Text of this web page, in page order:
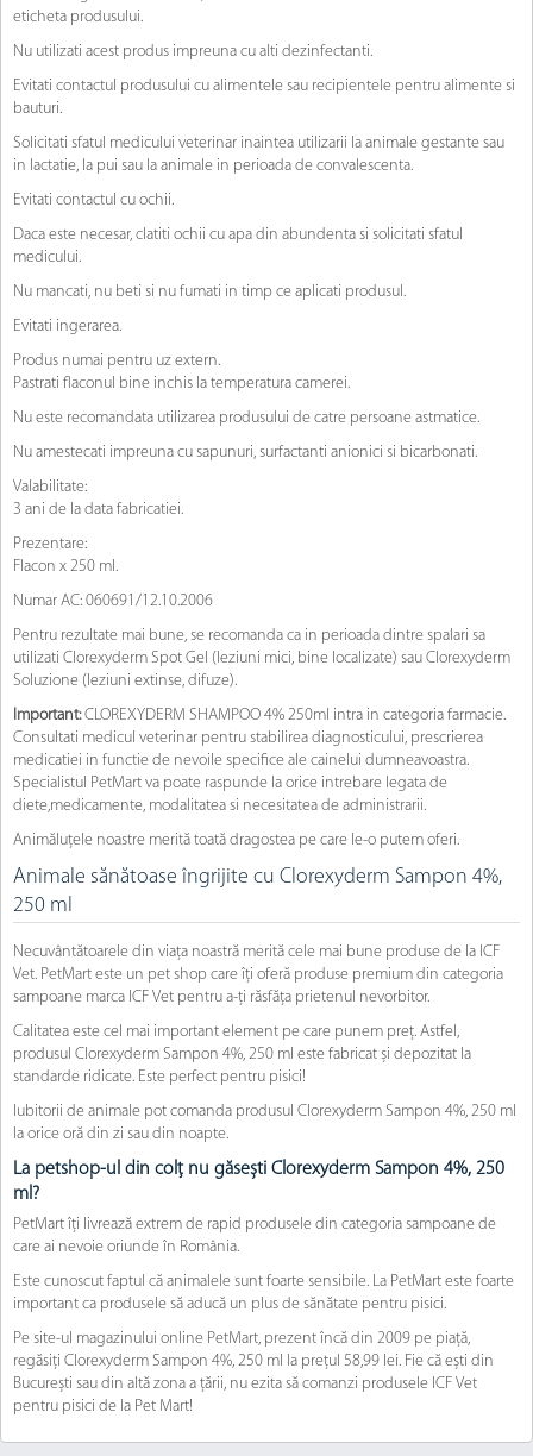
eticheta produsului.
Nu utilizati acest produs impreuna cu alti dezinfectanti.
Evitati contactul produsului cu alimentele sau recipientele pentru alimente si
bauturi.
Solicitati sfatul medicului veterinar inaintea utilizarii la animale gestante sau
in lactatie, la pui sau la animale in perioada de convalescenta.
Evitati contactul cu ochii.
Daca este necesar, clatiti ochii cu apa din abundenta si solicitati sfatul
medicului.
Nu mancati, nu beti si nu fumati in timp ce aplicati produsul.
Evitati ingerarea.
Produs numai pentru uz extern.
Pastrati flaconul bine inchis la temperatura camerei.
Nu este recomandata utilizarea produsului de catre persoane astmatice.
Nu amestecati impreuna cu sapunuri, surfactanti anionici si bicarbonati.
Valabilitate:
3 ani de la data fabricatiei.
Prezentare:
Flacon x 250 ml.
Numar AC: 060691/12.10.2006
Pentru rezultate mai bune, se recomanda ca in perioada dintre spalari sa
utilizati Clorexyderm Spot Gel (leziuni mici, bine localizate) sau Clorexyderm
Soluzione (leziuni extinse, difuze).
Important:CLOREXYDERM SHAMPOO 4% 250ml intra in categoria farmacie.
Consultati medicul veterinar pentru stabilirea diagnosticului, prescrierea
medicatiei in functie de nevoile specifice ale cainelui dumneavoastra.
Specialistul PetMart va poate raspunde la orice intrebare legata de
diete,medicamente, modalitatea si necesitatea de administrarii.
Animăluțele noastre merită toată dragostea pe care le-o putem oferi.
Animale sănătoase îngrijite cu Clorexyderm Sampon 4%,
250 ml
Necuvântătoarele din viața noastră merită cele mai bune produse de la ICF
Vet. PetMart este un pet shop care îți oferă produse premium din categoria
sampoane marca ICF Vet pentru a-ți răsfăța prietenul nevorbitor.
Calitatea este cel mai important element pe care punem preț. Astfel,
produsul Clorexyderm Sampon 4%, 250 ml este fabricat și depozitat la
standarde ridicate. Este perfect pentru pisici!
Iubitorii de animale pot comanda produsul Clorexyderm Sampon 4%, 250 ml
la orice oră din zi sau din noapte.
La petshop-ul din colț nu găsești Clorexyderm Sampon 4%, 250
ml?
PetMart îți livrează extrem de rapid produsele din categoria sampoane de
care ai nevoie oriunde în România.
Este cunoscut faptul că animalele sunt foarte sensibile. La PetMart este foarte
important ca produsele să aducă un plus de sănătate pentru pisici.
Pe site-ul magazinului online PetMart, prezent încă din 2009 pe piață,
regăsiți Clorexyderm Sampon 4%, 250 ml la prețul 58,99 lei. Fie că ești din
București sau din altă zona a țării, nu ezita să comanzi produsele ICF Vet
pentru pisici de la Pet Mart!